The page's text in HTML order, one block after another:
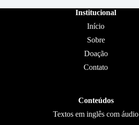
Institucional
Início
Sobre
Doação
Contato
Conteúdos
Textos em inglês com áudio